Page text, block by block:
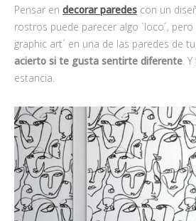
Pensar en decorar paredes con un
rostros puede parecer algo `loco´,
graphic art´ en una de las paredes de
acierto si te gusta sentirte diferente .
estancia.